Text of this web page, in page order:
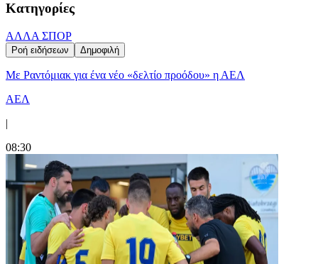
Κατηγορίες
ΑΛΛΑ ΣΠΟΡ
Ροή ειδήσεων Δημοφιλή
Με Ραντόμιακ για ένα νέο «δελτίο προόδου» η ΑΕΛ
ΑΕΛ
|
08:30